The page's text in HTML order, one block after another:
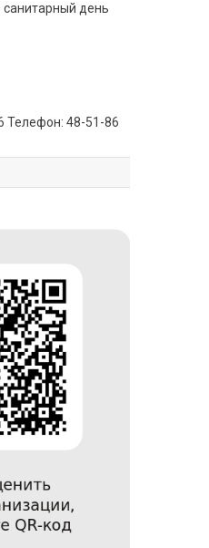
день
Телефон: 48-51-86